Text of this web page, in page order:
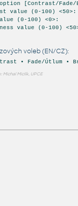
[Contrast/
value (0-100) <50>:
(0-100) <0>:
value (0-100)
voleb (EN/CZ):
• Fade/Útlum •
Michal Miclík, UPCE